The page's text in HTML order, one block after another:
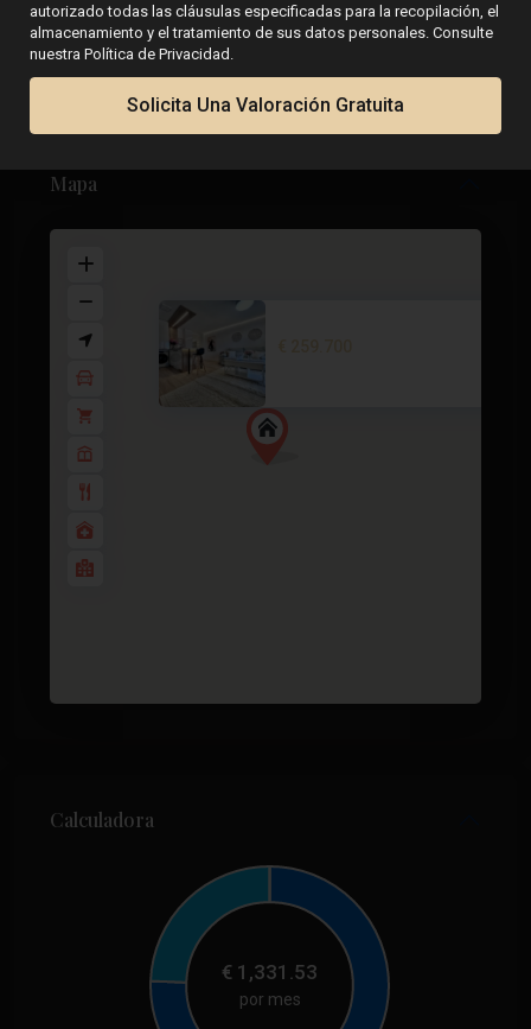
Planos de planta
Mapa
Calculadora
€ 1,331.53
por mes
autorizado todas las cláusulas especificadas para la recopilación, el
almacenamiento y el tratamiento de sus datos personales. Consulte
nuestra Política de Privacidad.
Solicita Una Valoración Gratuita